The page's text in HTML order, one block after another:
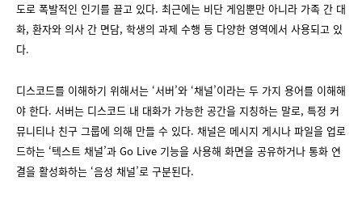
도로 폭발적인 인기를 끌고 있다. 최근에는 비단 게임뿐만 아니라 가족 간 대
화, 환자와 의사 간 면담, 학생의 과제 수행 등 다양한 영역에서 사용되고 있
다.
디스코드를 이해하기 위해서는 ‘서버’와 ‘채널’이라는 두 가지 용어를 이해해
야 한다. 서버는 디스코드 내 대화가 가능한 공간을 지칭하는 말로, 특정 커
뮤니티나 친구 그룹에 의해 만들 수 있다. 채널은 메시지 게시나 파일을 업로
드하는 ‘텍스트 채널’과 Go Live 기능을 사용해 화면을 공유하거나 통화 연
결을 활성화하는 ‘음성 채널’로 구분된다.